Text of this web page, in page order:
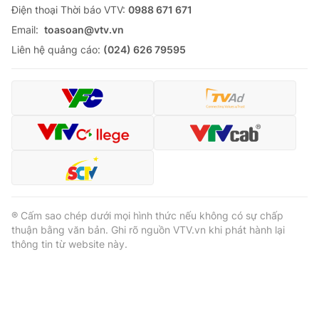
Ðiện thoại Thời báo VTV: 0988 671 671
Email: toasoan@vtv.vn
Liên hệ quảng cáo: (024) 626 79595
® Cấm sao chép dưới mọi hình thức nếu không có sự chấp
thuận bằng văn bản. Ghi rõ nguồn VTV.vn khi phát hành lại
thông tin từ website này.